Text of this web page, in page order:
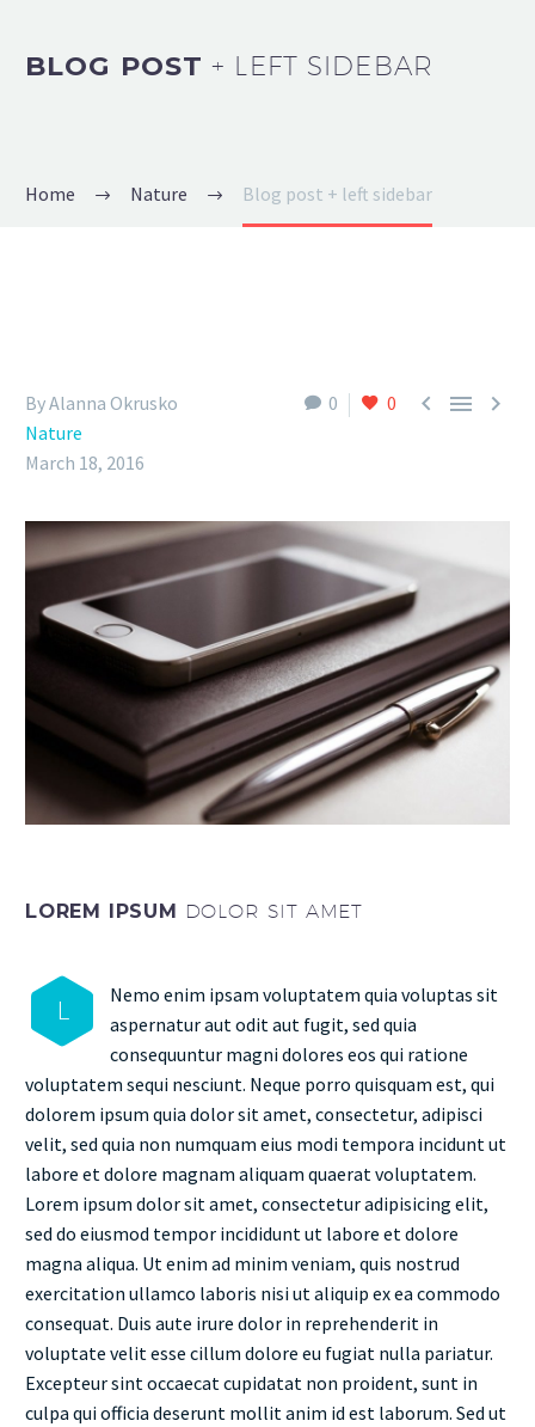
BLOG POST+ LEFT SIDEBAR
Home Nature Blog post + left sidebar
0 0   
By Alanna Okrusko
Nature
March 18, 2016
LOREM IPSUM DOLOR SIT AMET
L
Nemo enim ipsam voluptatem quia voluptas sit
aspernatur aut odit aut fugit, sed quia
consequuntur magni dolores eos qui ratione
voluptatem sequi nesciunt. Neque porro quisquam est, qui
dolorem ipsum quia dolor sit amet, consectetur, adipisci
velit, sed quia non numquam eius modi tempora incidunt ut
labore et dolore magnam aliquam quaerat voluptatem.
Lorem ipsum dolor sit amet, consectetur adipisicing elit,
sed do eiusmod tempor incididunt ut labore et dolore
magna aliqua. Ut enim ad minim veniam, quis nostrud
exercitation ullamco laboris nisi ut aliquip ex ea commodo
consequat. Duis aute irure dolor in reprehenderit in
voluptate velit esse cillum dolore eu fugiat nulla pariatur.
Excepteur sint occaecat cupidatat non proident, sunt in
culpa qui officia deserunt mollit anim id est laborum. Sed ut